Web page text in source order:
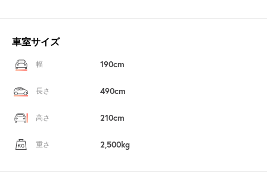
車室サイズ
幅 190cm
長さ 490cm
高さ 210cm
重さ 2,500kg